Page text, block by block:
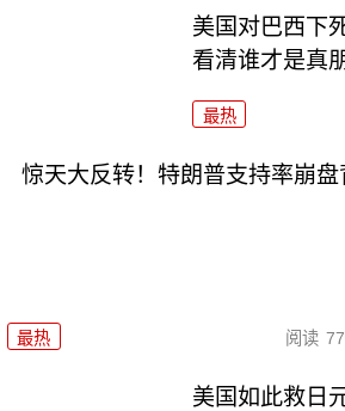
美国对巴西下
看清谁才是真
最热
惊天大反转！特朗普支持率崩
最热 阅读
美国如此救日